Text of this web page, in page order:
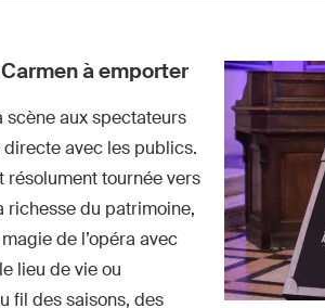
à emporter
scène aux spectateurs
avec les publics.
résolument tournée vers
richesse du patrimoine,
de l’opéra avec
lieu de vie ou
fil des saisons, des